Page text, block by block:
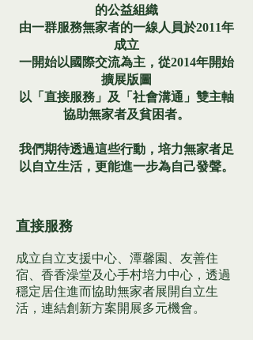
的公益組織
由一群服務無家者的一線人員於2011年
成立
一開始以國際交流為主，從2014年開始
擴展版圖
以「直接服務」及「社會溝通」雙主軸
協助無家者及貧困者。
我們期待透過這些行動，培力無家者足
以自立生活，更能進一步為自己發聲。
直接服務
成立自立支援中心、潭馨園、友善住
宿、香香澡堂及心手村培力中心，透過
穩定居住進而協助無家者展開自立生
活，連結創新方案開展多元機會。